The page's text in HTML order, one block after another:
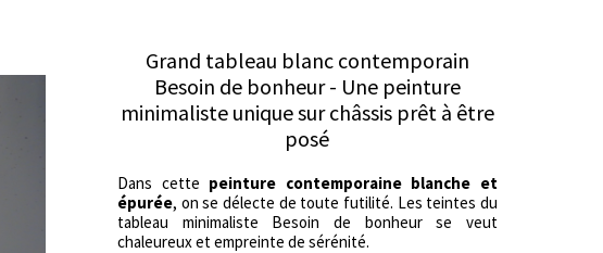
Grand tableau blanc contemporain
Besoin de bonheur - Une peinture
minimaliste unique sur châssis prêt à être
posé
Dans cette peinture contemporaine blanche et
épurée, on se délecte de toute futilité. Les teintes du
tableau minimaliste Besoin de bonheur se veut
chaleureux et empreinte de sérénité.